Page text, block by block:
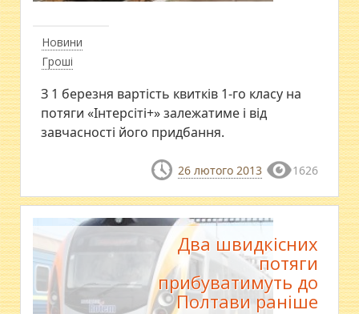
Новини
Гроші
З 1 березня вартість квитків 1-го класу на
потяги «Інтерсіті+» залежатиме і від
завчасності його придбання.
26 лютого 2013 1626
Два швидкісних
потяги
прибуватимуть до
Полтави раніше